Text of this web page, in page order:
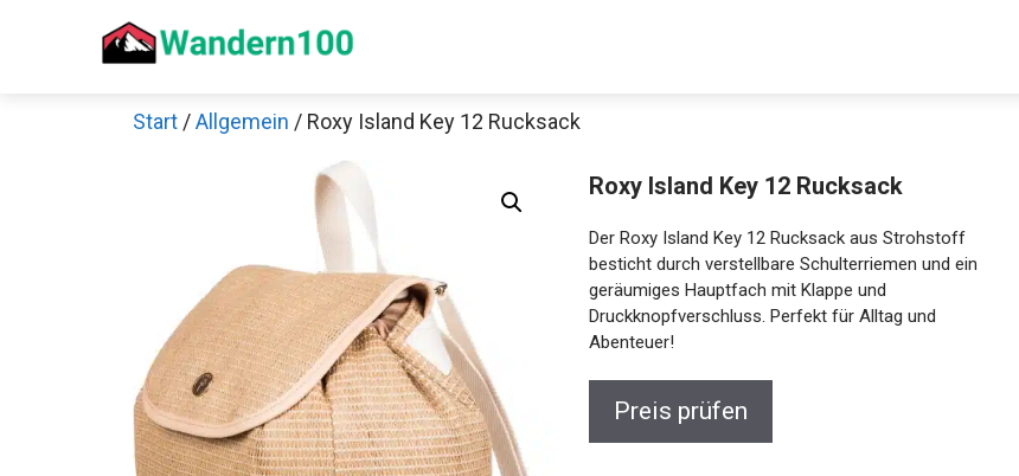
Start /Allgemein / Roxy Island Key 12 Rucksack
Roxy Island Key 12 Rucksack
Der Roxy Island Key 12 Rucksack aus Strohstoff
besticht durch verstellbare Schulterriemen und ein
geräumiges Hauptfach mit Klappe und
Druckknopfverschluss. Perfekt für Alltag und
Abenteuer!
Preis prüfen